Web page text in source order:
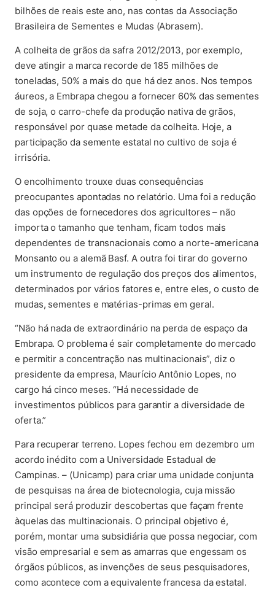
bilhões de reais este ano, nas contas da Associação
Brasileira de Sementes e Mudas (Abrasem).
A colheita de grãos da safra 2012/2013, por exemplo,
deve atingir a marca recorde de 185 milhões de
toneladas, 50% a mais do que há dez anos. Nos tempos
áureos, a Embrapa chegou a fornecer 60% das sementes
de soja, o carro-chefe da produção nativa de grãos,
responsável por quase metade da colheita. Hoje, a
participação da semente estatal no cultivo de soja é
irrisória.
O encolhimento trouxe duas consequências
preocupantes apontadas no relatório. Uma foi a redução
das opções de fornecedores dos agricultores – não
importa o tamanho que tenham, ficam todos mais
dependentes de transnacionais como a norte-americana
Monsanto ou a alemã Basf. A outra foi tirar do governo
um instrumento de regulação dos preços dos alimentos,
determinados por vários fatores e, entre eles, o custo de
mudas, sementes e matérias-primas em geral.
“Não há nada de extraordinário na perda de espaço da
Embrapa. O problema é sair completamente do mercado
e permitir a concentração nas multinacionais”, diz o
presidente da empresa, Maurício Antônio Lopes, no
cargo há cinco meses. “Há necessidade de
investimentos públicos para garantir a diversidade de
oferta.”
Para recuperar terreno. Lopes fechou em dezembro um
acordo inédito com a Universidade Estadual de
Campinas. – (Unicamp) para criar uma unidade conjunta
de pesquisas na área de biotecnologia, cuja missão
principal será produzir descobertas que façam frente
àquelas das multinacionais. O principal objetivo é,
porém, montar uma subsidiária que possa negociar, com
visão empresarial e sem as amarras que engessam os
órgãos públicos, as invenções de seus pesquisadores,
como acontece com a equivalente francesa da estatal.